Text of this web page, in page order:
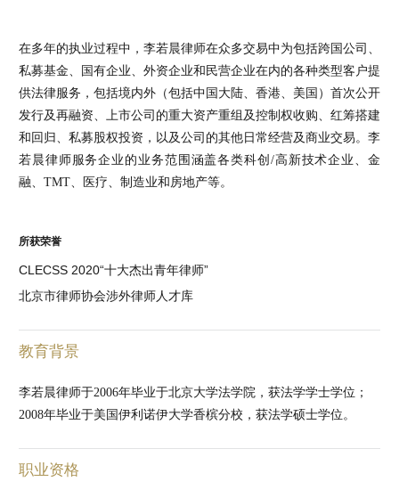
在多年的执业过程中，李若晨律师在众多交易中为包括跨国公司、
私募基金、国有企业、外资企业和民营企业在内的各种类型客户提
供法律服务，包括境内外（包括中国大陆、香港、美国）首次公开
发行及再融资、上市公司的重大资产重组及控制权收购、红筹搭建
和回归、私募股权投资，以及公司的其他日常经营及商业交易。李
若晨律师服务企业的业务范围涵盖各类科创/高新技术企业、金
融、TMT、医疗、制造业和房地产等。
所获荣誉
CLECSS 2020“十大杰出青年律师”
北京市律师协会涉外律师人才库
教育背景
李若晨律师于2006年毕业于北京大学法学院，获法学学士学位；
2008年毕业于美国伊利诺伊大学香槟分校，获法学硕士学位。
职业资格